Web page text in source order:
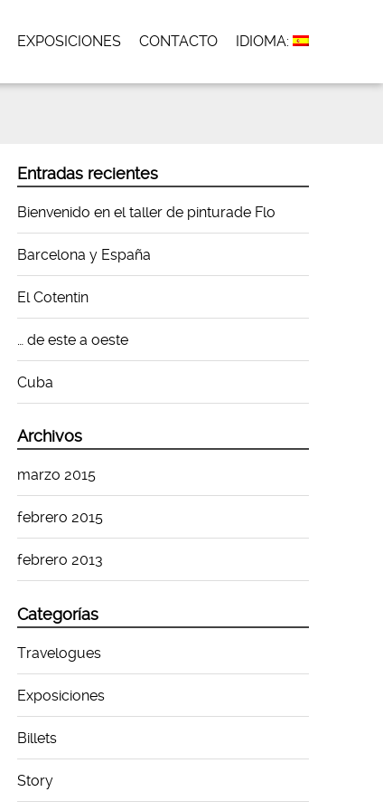
EXPOSICIONES CONTACTO IDIOMA:
Entradas recientes
Bienvenido en el taller de pinturade Flo
Barcelona y España
El Cotentin
… de este a oeste
Cuba
Archivos
marzo 2015
febrero 2015
febrero 2013
Categorías
Travelogues
Exposiciones
Billets
Story